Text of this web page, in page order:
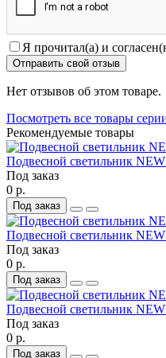
Я прочитал(а) и
Отправить свой отзыв
Нет отзывов об этом товаре.
Посмотреть все товары
Рекомендуемые товары
Подвесной светильник
Под заказ
0 р.
Под заказ
Подвесной светильник
Под заказ
0 р.
Под заказ
Подвесной светильник
Под заказ
0 р.
Под заказ